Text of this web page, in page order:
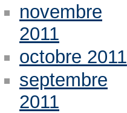
novembre
2011
octobre 2011
septembre
2011